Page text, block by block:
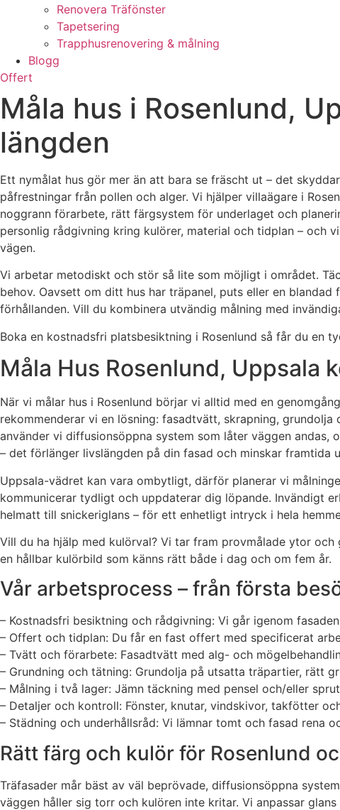
Renovera Träfönster
Tapetsering
Trapphusrenovering & målning
Blogg
Offert
Måla hus i Rosenlund,
längden
Ett nymålat hus gör mer än att bara se fräscht ut – det
påfrestningar från pollen och alger. Vi hjälper villaägare i
noggrann förarbete, rätt färgsystem för underlaget och
personlig rådgivning kring kulörer, material och tidplan – och
vägen.
Vi arbetar metodiskt och stör så lite som möjligt i området.
behov. Oavsett om ditt hus har träpanel, puts eller en
förhållanden. Vill du kombinera utvändig målning med
Boka en kostnadsfri platsbesiktning i Rosenlund så får du en
Måla Hus Rosenlund, Uppsala
När vi målar hus i Rosenlund börjar vi alltid med en
rekommenderar vi en lösning: fasadtvätt, skrapning,
använder vi diffusionsöppna system som låter väggen
– det förlänger livslängden på din fasad och minskar framtida
Uppsala-vädret kan vara ombytligt, därför planerar vi
kommunicerar tydligt och uppdaterar dig löpande. Invändigt
helmatt till snickeriglans – för ett enhetligt intryck i hela
Vill du ha hjälp med kulörval? Vi tar fram provmålade ytor
en hållbar kulörbild som känns rätt både i dag och om fem år.
Vår arbetsprocess – från första
– Kostnadsfri besiktning och rådgivning: Vi går igenom
– Offert och tidplan: Du får en fast offert med specificerat
– Tvätt och förarbete: Fasadtvätt med alg- och
– Grundning och tätning: Grundolja på utsatta träpartier, rätt
– Målning i två lager: Jämn täckning med pensel och/eller
– Detaljer och kontroll: Fönster, knutar, vindskivor, takfötter
– Städning och underhållsråd: Vi lämnar tomt och fasad rena
Rätt färg och kulör för Rosenlund
Träfasader mår bäst av väl beprövade, diffusionsöppna
väggen håller sig torr och kulören inte kritar. Vi anpassar